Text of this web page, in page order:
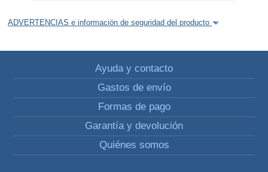
ADVERTENCIAS e información de seguridad del producto
Ayuda y contacto
Gastos de envío
Formas de pago
Garantía y devolución
Quiénes somos